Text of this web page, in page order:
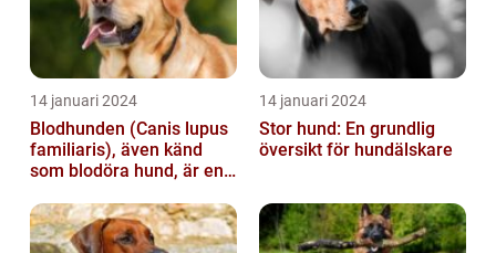
14 januari 2024
Blodhunden (Canis lupus
familiaris), även känd
som blodöra hund, är en
kara...
14 januari 2024
Stor hund: En grundlig
översikt för hundälskare